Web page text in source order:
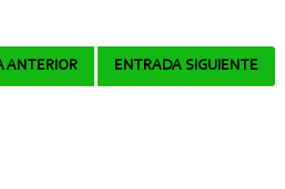
ANTERIOR ENTRADA SIGUIENTE